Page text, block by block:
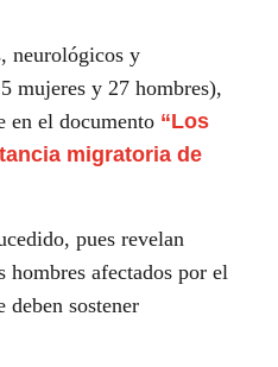
neurológicos y
mujeres y 27 hombres),
en el documento “Los
migratoria de
pues revelan
hombres afectados por el
sostener